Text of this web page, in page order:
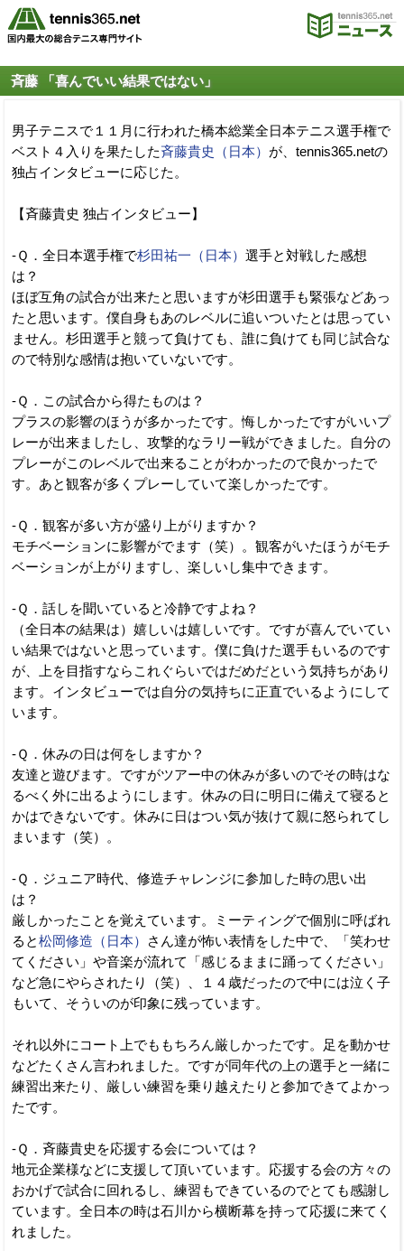
斉藤 「喜んでいい結果ではない」
男子テニスで１１月に行われた橋本総業全日本テニス選手権で
ベスト４入りを果たした斉藤貴史（日本） が、tennis365.netの
独占インタビューに応じた。
【斉藤貴史 独占インタビュー】
-Ｑ．全日本選手権で杉田祐一（日本） 選手と対戦した感想
は？
ほぼ互角の試合が出来たと思いますが杉田選手も緊張などあっ
たと思います。僕自身もあのレベルに追いついたとは思ってい
ません。杉田選手と競って負けても、誰に負けても同じ試合な
ので特別な感情は抱いていないです。
-Ｑ．この試合から得たものは？
プラスの影響のほうが多かったです。悔しかったですがいいプ
レーが出来ましたし、攻撃的なラリー戦ができました。自分の
プレーがこのレベルで出来ることがわかったので良かったで
す。あと観客が多くプレーしていて楽しかったです。
-Ｑ．観客が多い方が盛り上がりますか？
モチベーションに影響がでます（笑）。観客がいたほうがモチ
ベーションが上がりますし、楽しいし集中できます。
-Ｑ．話しを聞いていると冷静ですよね？
（全日本の結果は）嬉しいは嬉しいです。ですが喜んでいてい
い結果ではないと思っています。僕に負けた選手もいるのです
が、上を目指すならこれぐらいではだめだという気持ちがあり
ます。インタビューでは自分の気持ちに正直でいるようにして
います。
-Ｑ．休みの日は何をしますか？
友達と遊びます。ですがツアー中の休みが多いのでその時はな
るべく外に出るようにします。休みの日に明日に備えて寝ると
かはできないです。休みに日はつい気が抜けて親に怒られてし
まいます（笑）。
-Ｑ．ジュニア時代、修造チャレンジに参加した時の思い出
は？
厳しかったことを覚えています。ミーティングで個別に呼ばれ
ると松岡修造（日本）
さん達が怖い表情をした中で、「笑わせ
てください」や音楽が流れて「感じるままに踊ってください」
など急にやらされたり（笑）、１４歳だったので中には泣く子
もいて、そういのが印象に残っています。
それ以外にコート上でももちろん厳しかったです。足を動かせ
などたくさん言われました。ですが同年代の上の選手と一緒に
練習出来たり、厳しい練習を乗り越えたりと参加できてよかっ
たです。
-Ｑ．斉藤貴史を応援する会については？
地元企業様などに支援して頂いています。応援する会の方々の
おかげで試合に回れるし、練習もできているのでとても感謝し
ています。全日本の時は石川から横断幕を持って応援に来てく
れました。